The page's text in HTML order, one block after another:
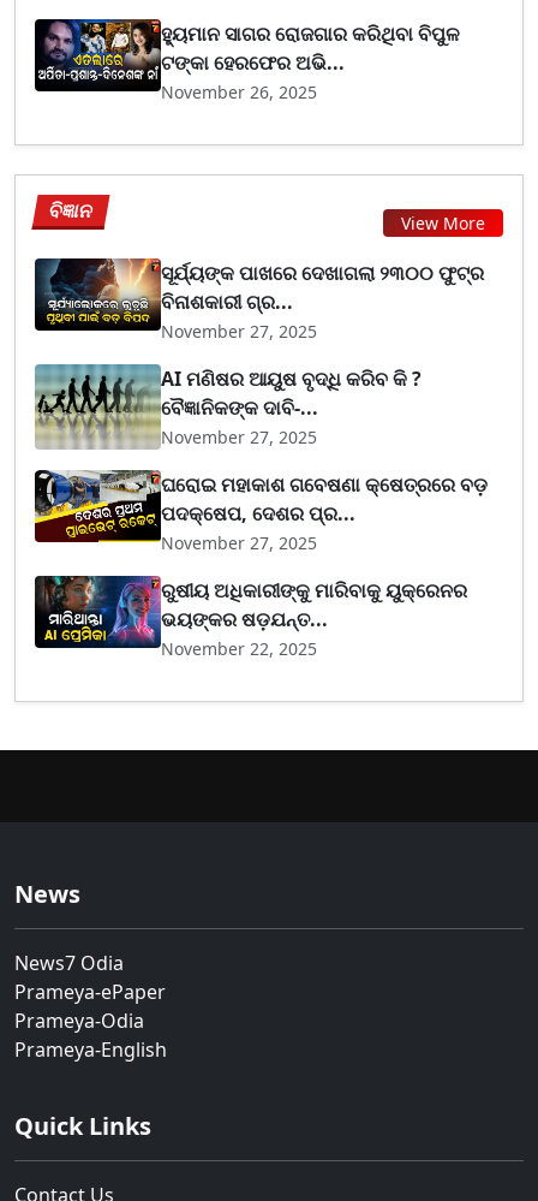
ହ୍ୟୁମାନ ସାଗର ରୋଜଗାର କରିଥିବା ବିପୁଳ
ଟଙ୍କା ହେରଫେର ଅଭି...
November 26, 2025
ବିଜ୍ଞାନ View More
ସୂର୍ଯ୍ୟଙ୍କ ପାଖରେ ଦେଖାଗଲା ୨୩୦୦ ଫୁଟ୍‌ର
ବିନାଶକାରୀ ଗ୍ର...
November 27, 2025
AI ମଣିଷର ଆୟୁଷ ବୃଦ୍ଧି କରିବ କି ?
ବୈଜ୍ଞାନିକଙ୍କ ଦାବି-...
November 27, 2025
ଘରୋଇ ମହାକାଶ ଗବେଷଣା କ୍ଷେତ୍ରରେ ବଡ଼
ପଦକ୍ଷେପ, ଦେଶର ପ୍ର...
November 27, 2025
ରୁଷୀୟ ଅଧିକାରୀଙ୍କୁ ମାରିବାକୁ ୟୁକ୍ରେନର
ଭୟଙ୍କର ଷଡ଼ଯନ୍ତ...
November 22, 2025
News
News7 Odia
Prameya-ePaper
Prameya-Odia
Prameya-English
Quick Links
Contact Us